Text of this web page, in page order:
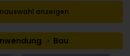
anzeigen
Bau